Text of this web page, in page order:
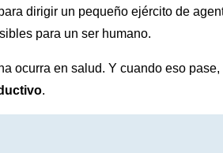
dirigir un pequeño ejército de
para un ser humano.
ocurra en salud. Y cuando eso pase,
.